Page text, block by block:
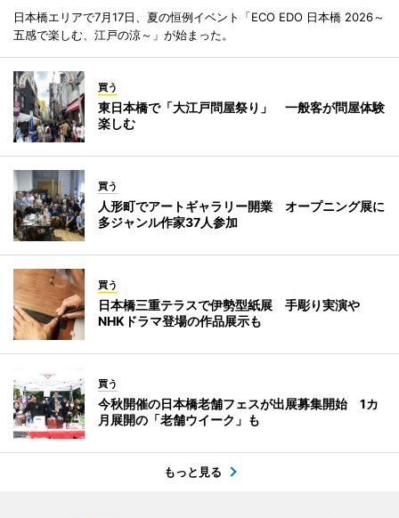
日本橋エリアで7月17日、夏の恒例イベント「ECO EDO 日本橋 2026～
五感で楽しむ、江戸の涼～」が始まった。
買う
東日本橋で「大江戸問屋祭り」 一般客が問屋体験
楽しむ
買う
人形町でアートギャラリー開業 オープニング展に
多ジャンル作家37人参加
買う
日本橋三重テラスで伊勢型紙展 手彫り実演や
NHKドラマ登場の作品展示も
買う
今秋開催の日本橋老舗フェスが出展募集開始 1カ
月展開の「老舗ウイーク」も
もっと見る